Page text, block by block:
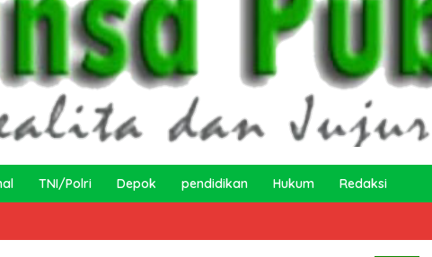
TNI/Polri Depok pendidikan Hukum Redaksi